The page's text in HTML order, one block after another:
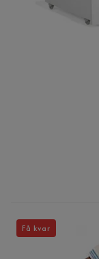
Få kvar